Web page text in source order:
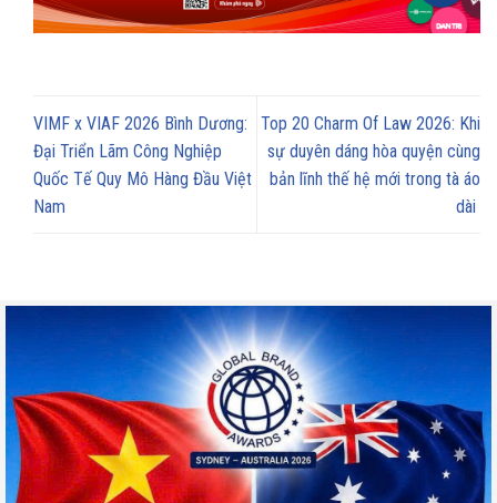
VIMF x VIAF 2026 Bình Dương:
Đại Triển Lãm Công Nghiệp
Quốc Tế Quy Mô Hàng Đầu Việt
Nam
Top 20 Charm Of Law 2026: Khi
sự duyên dáng hòa quyện cùng
bản lĩnh thế hệ mới trong tà áo
dài